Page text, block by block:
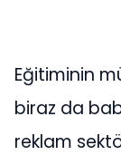
Eğitiminin
biraz da
reklam